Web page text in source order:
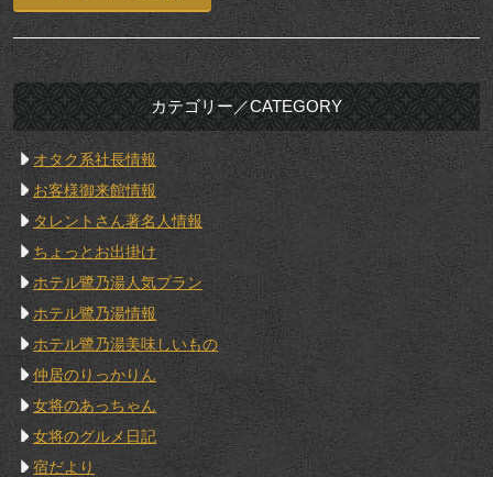
カテゴリー／CATEGORY
オタク系社長情報
お客様御来館情報
タレントさん著名人情報
ちょっとお出掛け
ホテル鷺乃湯人気プラン
ホテル鷺乃湯情報
ホテル鷺乃湯美味しいもの
仲居のりっかりん
女将のあっちゃん
女将のグルメ日記
宿だより